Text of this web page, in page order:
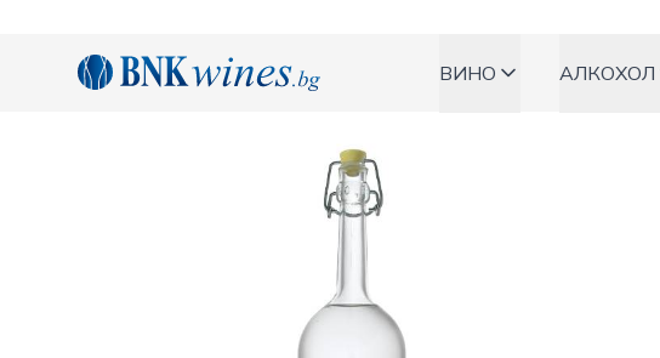
BNKWines.bg ВИНО АЛКОХОЛ